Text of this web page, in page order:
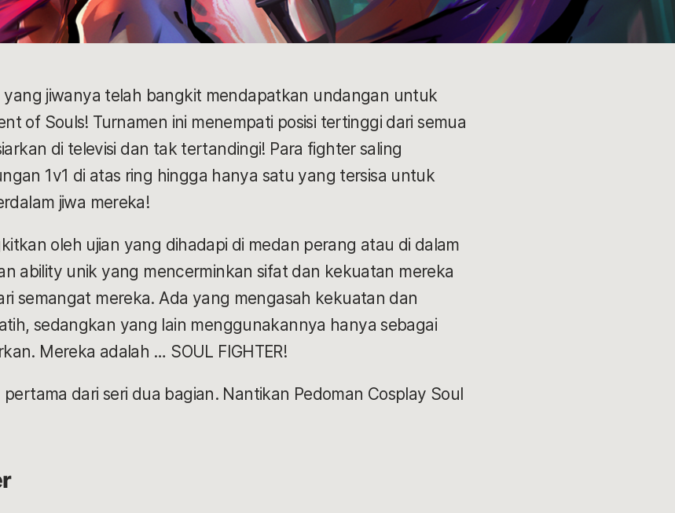
yang jiwanya telah bangkit mendapatkan undangan untuk
of Souls! Turnamen ini menempati posisi tertinggi dari semua
di televisi dan tak tertandingi! Para fighter saling
1v1 di atas ring hingga hanya satu yang tersisa untuk
jiwa mereka!
oleh ujian yang dihadapi di medan perang atau di dalam
ability unik yang mencerminkan sifat dan kekuatan mereka
semangat mereka. Ada yang mengasah kekuatan dan
sedangkan yang lain menggunakannya hanya sebagai
Mereka adalah … SOUL FIGHTER!
dari seri dua bagian. Nantikan Pedoman Cosplay Soul